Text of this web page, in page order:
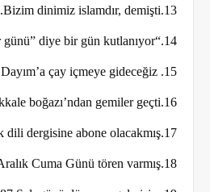
13.Bizim dinimiz islamdır, demişti.
14.“Anneler günü” diye bir gün kutlanıyor.
15. Kemal Dayım’a çay içmeye gideceğiz.
16.Çanakkale boğazı’ndan gemiler geçti.
17.Türk dili dergisine abone olacakmış.
18.Burada 14 Aralık Cuma Günü tören varmış.